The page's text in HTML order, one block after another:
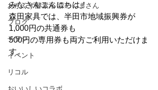
おがくず酵素浴 森のくまさん
ブログ
チラシ
イベント
リコル
みなさんこんにちは！
森田家具では、半田市地域振興券が
1,000円の共通券も
500円の専用券も両方ご利用いただけま
す。